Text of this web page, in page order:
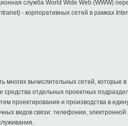
служба World Wide Web (WWW)
- корпоративных сетей в рамках
многих вычислительных сетей, которые
отдельных проектных
проектирования и производства в
видов связи: телефонии, электронной